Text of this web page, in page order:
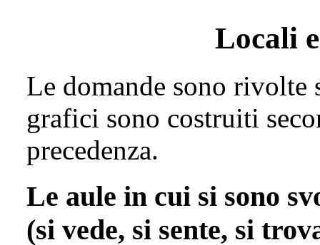
Locali
Le domande sono
grafici sono costruiti
precedenza.
Le aule in cui si sono
(si vede, si sente, si